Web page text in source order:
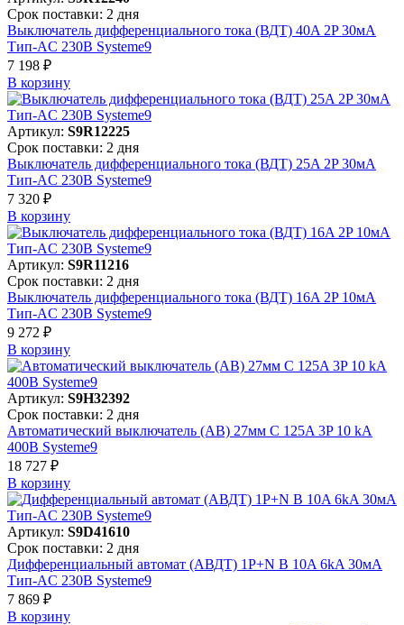
Срок поставки: 2 дня
Выключатель дифференциального тока (ВДТ) 40A 2P 30мА
Тип-AC 230В Systeme9
7 198 ₽
В корзинy
Артикул: S9R12225
Срок поставки: 2 дня
Выключатель дифференциального тока (ВДТ) 25A 2P 30мА
Тип-AC 230В Systeme9
7 320 ₽
В корзинy
Артикул: S9R11216
Срок поставки: 2 дня
Выключатель дифференциального тока (ВДТ) 16A 2P 10мА
Тип-AC 230В Systeme9
9 272 ₽
В корзинy
Артикул: S9H32392
Срок поставки: 2 дня
Автоматический выключатель (АВ) 27мм C 125A 3P 10 kA
400В Systeme9
18 727 ₽
В корзинy
Артикул: S9D41610
Срок поставки: 2 дня
Дифференциальный автомат (АВДТ) 1P+N B 10A 6kA 30мА
Тип-AC 230В Systeme9
7 869 ₽
В корзинy